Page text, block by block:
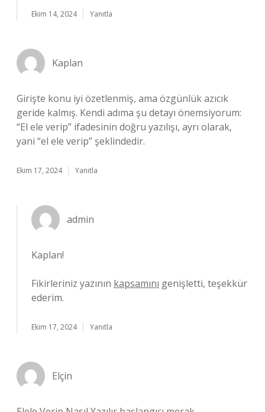
Ekim 14, 2024 Yanıtla
Kaplan
Girişte konu iyi özetlenmiş, ama özgünlük azıcık
geride kalmış. Kendi adıma şu detayı önemsiyorum:
“El ele verip” ifadesinin doğru yazılışı, ayrı olarak,
yani “el ele verip” şeklindedir.
Ekim 17, 2024 Yanıtla
admin
Kaplan!
Fikirleriniz yazının kapsamını genişletti, teşekkür
ederim.
Ekim 17, 2024 Yanıtla
Elçin